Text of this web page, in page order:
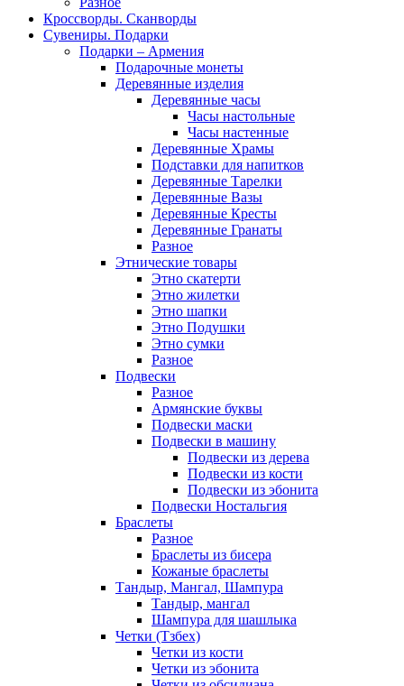
Кроссворды. Сканворды
Сувениры. Подарки
Подарки – Армения
Подарочные монеты
Деревянные изделия
Деревянные часы
Часы настольные
Часы настенные
Деревянные Храмы
Подставки для напитков
Деревянные Тарелки
Деревянные Вазы
Деревянные Кресты
Деревянные Гранаты
Разное
Этнические товары
Этно скатерти
Этно жилетки
Этно шапки
Этно Подушки
Этно сумки
Разное
Подвески
Разное
Армянские буквы
Подвески маски
Подвески в машину
Подвески из дерева
Подвески из кости
Подвески из эбонита
Подвески Ностальгия
Браслеты
Разное
Браслеты из бисера
Кожаные браслеты
Тандыр, Мангал, Шампура
Тандыр, мангал
Шампура для шашлыка
Четки (Тзбех)
Четки из кости
Четки из эбонита